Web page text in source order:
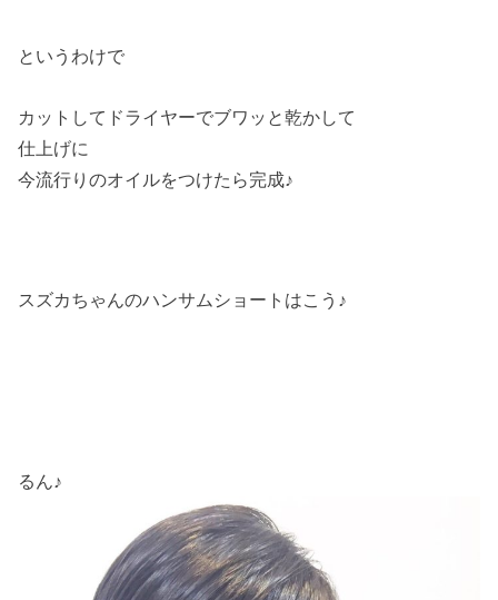
というわけで
カットしてドライヤーでブワッと乾かして
仕上げに
今流行りのオイルをつけたら完成♪
スズカちゃんのハンサムショートはこう♪
るん♪